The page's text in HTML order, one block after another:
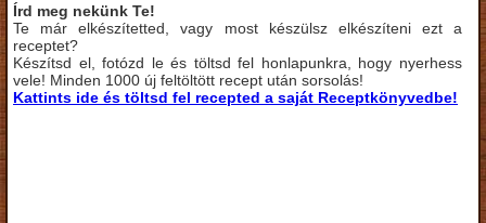
Írd meg nekünk Te!
Te már elkészítetted, vagy most készülsz elkészíteni ezt a
receptet?
Készítsd el, fotózd le és töltsd fel honlapunkra, hogy nyerhess
vele! Minden 1000 új feltöltött recept után sorsolás!
Kattints ide és töltsd fel recepted a saját Receptkönyvedbe!